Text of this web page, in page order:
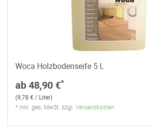
Woca Holzbodenseife 5 L
ab 48,90 €*
(9,78 € / Liter)
* inkl. ges. MwSt. zzgl. Versandkosten